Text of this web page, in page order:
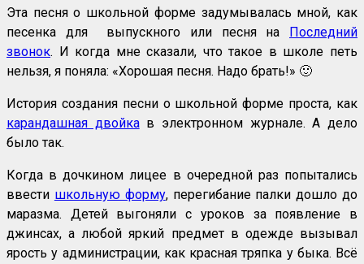
Эта песня о школьной форме задумывалась мной, как
песенка для выпускного или песня на Последний
звонок. И когда мне сказали, что такое в школе петь
нельзя, я поняла: «Хорошая песня. Надо брать!» 🙂
История создания песни о школьной форме проста, как
карандашная двойкав электронном журнале. А дело
было так.
Когда в дочкином лицее в очередной раз попытались
ввести школьную форму, перегибание палки дошло до
маразма. Детей выгоняли с уроков за появление в
джинсах, а любой яркий предмет в одежде вызывал
ярость у администрации, как красная тряпка у быка. Всё